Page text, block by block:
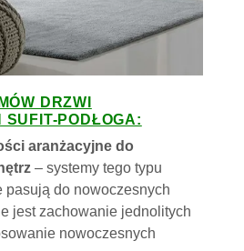
DRZWI
SUFIT-PODŁOGA:
aranżacyjne do
– systemy tego typu
pasują do nowoczesnych
jest zachowanie jednolitych
nowoczesnych